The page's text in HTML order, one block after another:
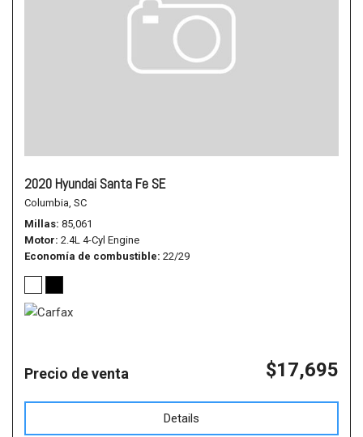
2020 Hyundai Santa Fe SE
Columbia, SC
Millas 85,061
Motor 2.4L 4-Cyl Engine
Economía de combustible 22/29
Precio de venta $17,695
Details